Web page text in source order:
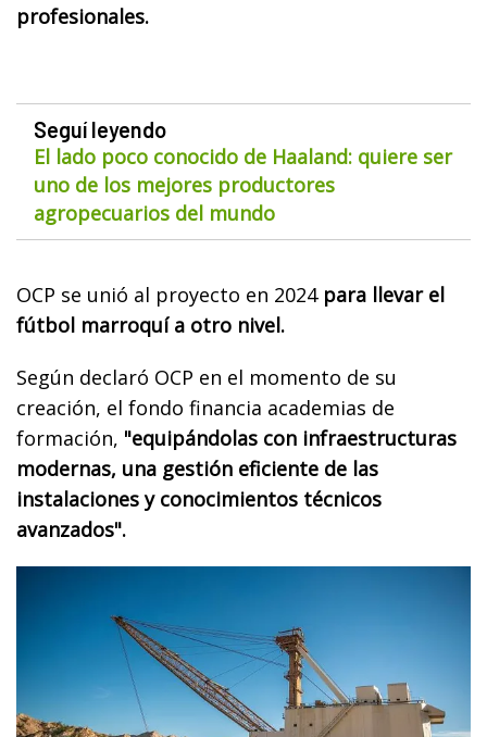
profesionales.
Seguí leyendo
El lado poco conocido de Haaland: quiere ser
uno de los mejores productores
agropecuarios del mundo
OCP se unió al proyecto en 2024 para llevar el
fútbol marroquí a otro nivel.
Según declaró OCP en el momento de su
creación, el fondo financia academias de
formación, "equipándolas con infraestructuras
modernas, una gestión eficiente de las
instalaciones y conocimientos técnicos
avanzados".